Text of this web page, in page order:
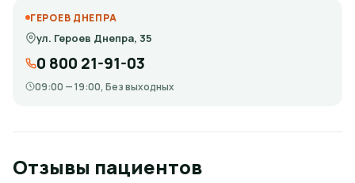
ГЕРОЕВ ДНЕПРА
ул. Героев Днепра, 35
0 800 21-91-03
09:00 — 19:00, Без выходных
Отзывы пациентов